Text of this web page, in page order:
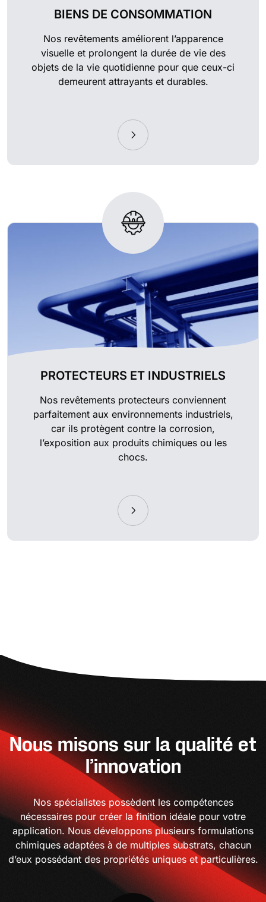
BIENS DE CONSOMMATION
Nos revêtements améliorent l’apparence
visuelle et prolongent la durée de vie des
objets de la vie quotidienne pour que ceux-ci
demeurent attrayants et durables.
PROTECTEURS ET INDUSTRIELS
Nos revêtements protecteurs conviennent
parfaitement aux environnements industriels,
car ils protègent contre la corrosion,
l’exposition aux produits chimiques ou les
chocs.
Nous misons sur la qualité et
l’innovation
Nos spécialistes possèdent les compétences
nécessaires pour créer la finition idéale pour votre
application. Nous développons plusieurs formulations
chimiques adaptées à de multiples substrats, chacun
d’eux possédant des propriétés uniques et particulières.